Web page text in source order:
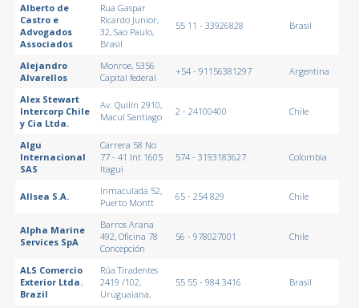
Alberto de
Castro e
Advogados
Associados
Rua Gaspar
Ricardo Junior,
32, Sao Paulo,
Brasil
55 11 - 33926828 Brasil
Alejandro
Alvarellos
Monroe, 5356
Capital federal
+54 - 91156381297 Argentina
Alex Stewart
Intercorp Chile
y Cia Ltda.
Av. Quilín 2910,
Macul Santiago
2 - 24100400 Chile
Algu
Internacional
SAS
Carrera 58 No
77 - 41 Int 1605
Itagui
574 - 3193183627 Colombia
Allsea S.A.
Inmaculada 52,
Puerto Montt
65 - 254 829 Chile
Alpha Marine
Services SpA
Barros Arana
492, Oficina 78
Concepción
56 - 978027001 Chile
ALS Comercio
Exterior Ltda.
Brazil
Rúa Tiradentes
2419 /102,
Uruguaiana,
55 55 - 984 3416 Brasil